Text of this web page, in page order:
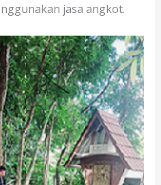
jasa angkot.